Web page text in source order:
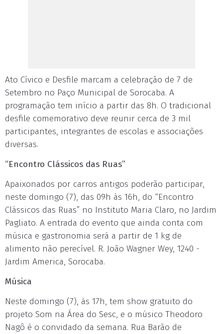
Ato Cívico e Desfile marcam a celebração de 7 de
Setembro no Paço Municipal de Sorocaba. A
programação tem início a partir das 8h. O tradicional
desfile comemorativo deve reunir cerca de 3 mil
participantes, integrantes de escolas e associações
diversas.
“Encontro Clássicos das Ruas”
Apaixonados por carros antigos poderão participar,
neste domingo (7), das 09h às 16h, do “Encontro
Clássicos das Ruas” no Instituto Maria Claro, no Jardim
Pagliato. A entrada do evento que ainda conta com
música e gastronomia será a partir de 1 kg de
alimento não perecível. R. João Wagner Wey, 1240 -
Jardim America, Sorocaba.
Música
Neste domingo (7), às 17h, tem show gratuito do
projeto Som na Área do Sesc, e o músico Theodoro
Nagô é o convidado da semana. Rua Barão de